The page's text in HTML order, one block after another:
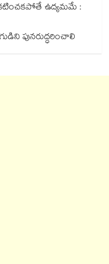
ఉద్యమమే :
పునరుద్ధరించాలి